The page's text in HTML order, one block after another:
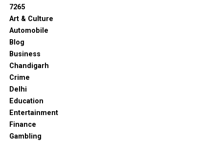
7265
Art & Culture
Automobile
Blog
Business
Chandigarh
Crime
Delhi
Education
Entertainment
Finance
Gambling